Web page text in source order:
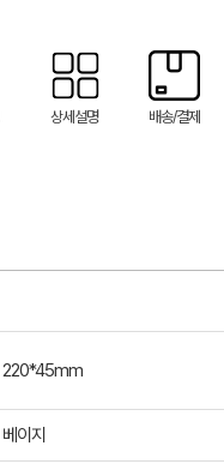
상세설명 배송/결제
220*45mm
베이지